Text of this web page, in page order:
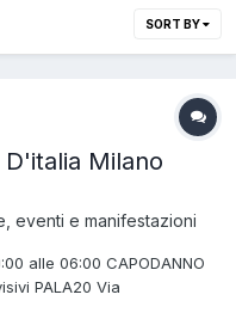
SORT BY
D'italia Milano
eventi e manifestazioni
alle 06:00 CAPODANNO
PALA20 Via